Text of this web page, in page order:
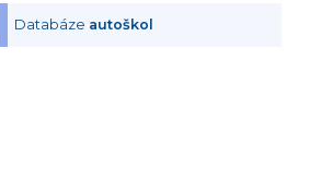
Databáze autoškol